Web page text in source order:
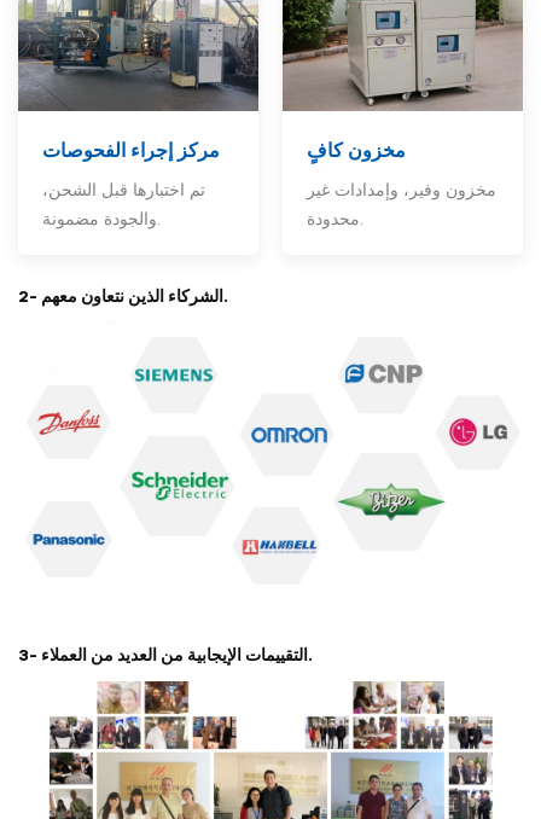
مركز إجراء الفحوصات
تم اختبارها قبل الشحن،
مخزون كافٍ
مخزون وفير، وإمدادات غير
2- الشركاء الذين نتعاون معهم.
3- التقييمات الإيجابية من العديد من العملاء.